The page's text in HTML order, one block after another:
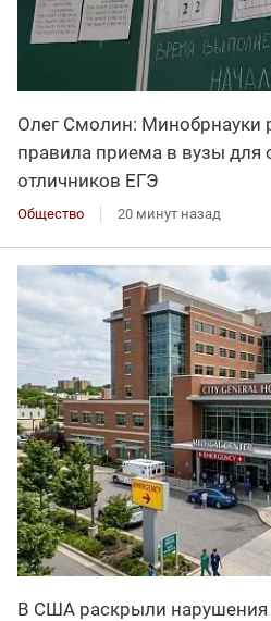
Олег Смолин: Минобрнауки
правила приема в вузы для
отличников ЕГЭ
Общество 20 минут назад
В США раскрыли нарушения